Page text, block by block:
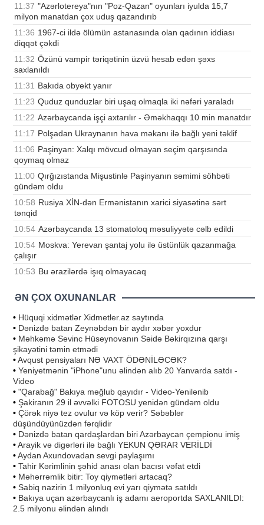
11:37 "Azərlotereya"nın "Poz-Qazan" oyunları iyulda 15,7
milyon manatdan çox uduş qazandırıb
11:36 1967-ci ildə ölümün astanasında olan qadının iddiası
diqqət çəkdi
11:32 Özünü vampir təriqətinin üzvü hesab edən şəxs
saxlanıldı
11:31 Bakıda obyekt yanır
11:23 Quduz qunduzlar biri uşaq olmaqla iki nəfəri yaraladı
11:22 Azərbaycanda işçi axtarılır - Əməkhaqqı 10 min manatdır
11:17 Polşadan Ukraynanın hava məkanı ilə bağlı yeni təklif
11:06 Paşinyan: Xalqı mövcud olmayan seçim qarşısında
qoymaq olmaz
11:00 Qırğızıstanda Mişustinlə Paşinyanın səmimi söhbəti
gündəm oldu
10:58 Rusiya XİN-dən Ermənistanın xarici siyasətinə sərt
tənqid
10:54 Azərbaycanda 13 stomatoloq məsuliyyətə cəlb edildi
10:54 Moskva: Yerevan şantaj yolu ilə üstünlük qazanmağa
çalışır
10:53 Bu ərazilərdə işıq olmayacaq
ƏN ÇOX OXUNANLAR
• Hüquqi xidmətlər Xidmetler.az saytında
• Dənizdə batan Zeynəbdən bir aydır xəbər yoxdur
• Məhkəmə Sevinc Hüseynovanın Səidə Bəkirqızına qarşı
şikayətini təmin etmədi
•Avqust pensiyaları NƏ VAXT ÖDƏNİLƏCƏK?
• Yeniyetmənin "iPhone"unu əlindən alıb 20 Yanvarda satdı -
Video
• "Qarabağ" Bakıya məğlub qayıdır - Video-Yenilənib
• Şakiranın 29 il əvvəlki FOTOSU yenidən gündəm oldu
• Çörək niyə tez ovulur və köp verir? Səbəblər
düşündüyünüzdən fərqlidir
• Dənizdə batan qardaşlardan biri Azərbaycan çempionu imiş
•Arayik və digərləri ilə bağlı YEKUN QƏRAR VERİLDİ
•Aydan Axundovadan sevgi paylaşımı
• Tahir Kərimlinin şəhid anası olan bacısı vəfat etdi
• Məhərrəmlik bitir: Toy qiymətləri artacaq?
• Sabiq nazirin 1 milyonluq evi yarı qiymətə satıldı
• Bakıya uçan azərbaycanlı iş adamı aeroportda SAXLANILDI:
2.5 milyonu əlindən alındı